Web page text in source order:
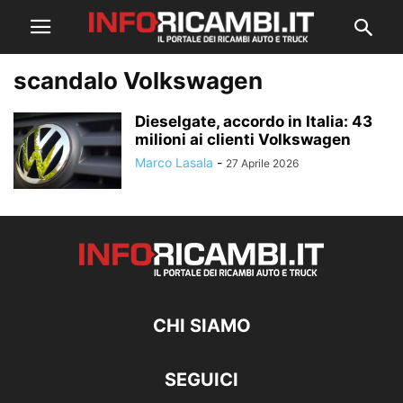
scandalo Volkswagen
Dieselgate, accordo in Italia: 43
milioni ai clienti Volkswagen
Marco Lasala - 27 Aprile 2026
CHI SIAMO
SEGUICI